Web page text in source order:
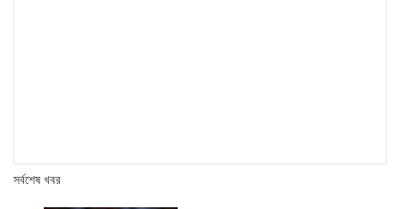
সর্বশেষ খবর